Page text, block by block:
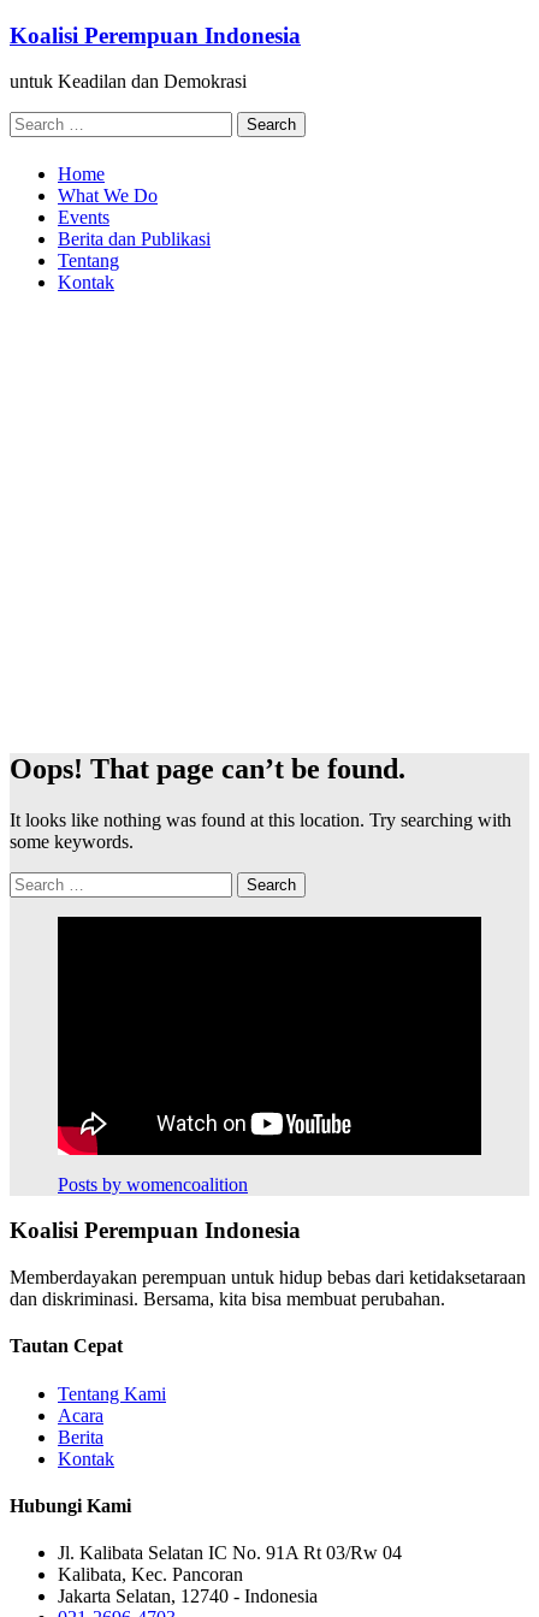
Skip
content
Koalisi Perempuan Indonesia
untuk Keadilan dan Demokrasi
Search
for:
Home
What We Do
Events
Berita dan Publikasi
Tentang
Kontak
Oops! That page can’t be found.
It looks like nothing was found at this location. Try searching with
some keywords.
Search
for:
Posts by womencoalition
Koalisi Perempuan Indonesia
Memberdayakan perempuan untuk hidup bebas dari ketidaksetaraan
dan diskriminasi. Bersama, kita bisa membuat perubahan.
Tautan Cepat
Tentang Kami
Acara
Berita
Kontak
Hubungi Kami
Jl. Kalibata Selatan IC No. 91A Rt 03/Rw 04
Kalibata, Kec. Pancoran
Jakarta Selatan, 12740 - Indonesia